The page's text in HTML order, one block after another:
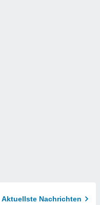
Aktuellste Nachrichten